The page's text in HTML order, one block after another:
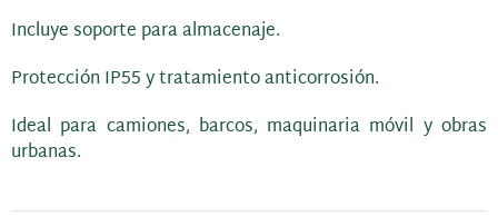
Incluye soporte para almacenaje.
Protección IP55 y tratamiento anticorrosión.
Ideal para camiones, barcos, maquinaria móvil y obras
urbanas.